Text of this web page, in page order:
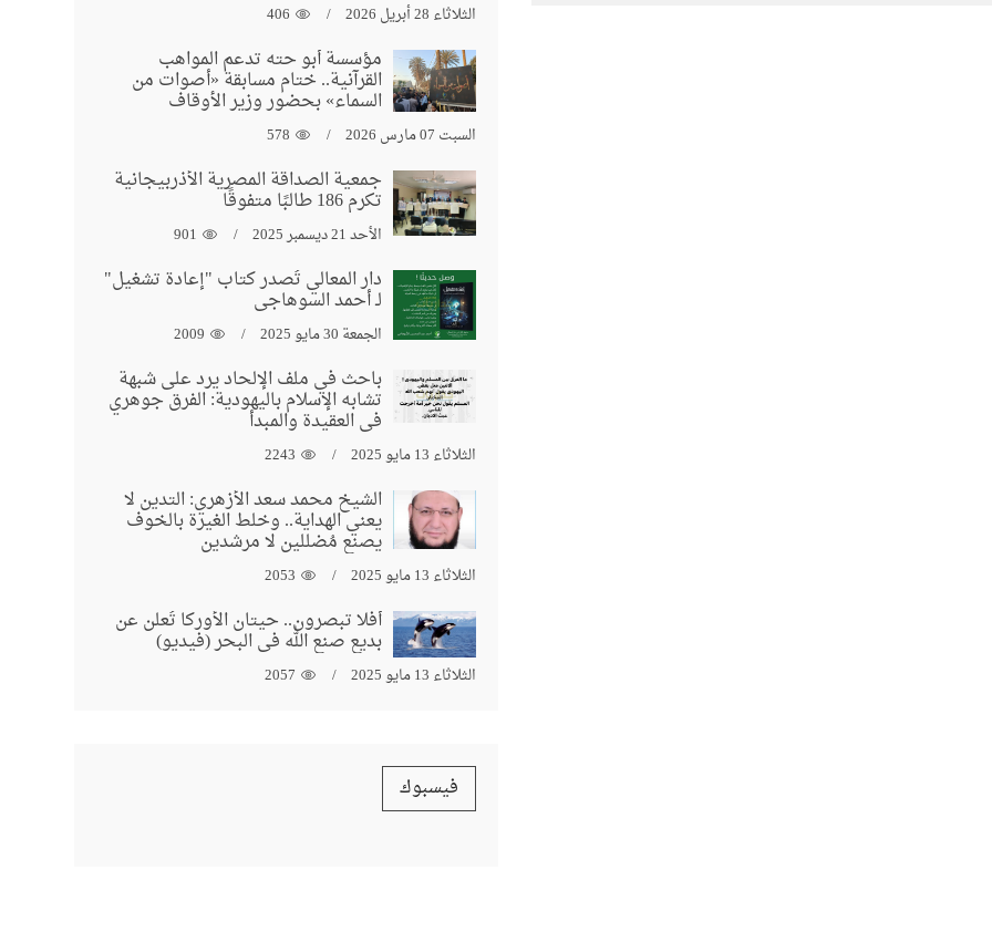
الثلاثاء 28 أبريل 2026 406
مؤسسة أبو حته تدعم المواهب
القرآنية.. ختام مسابقة «أصوات من
السماء» بحضور وزير الأوقاف
السبت 07 مارس 2026 578
جمعية الصداقة المصرية الأذربيجانية
تكرم 186 طالبًا متفوقًا
الأحد 21 ديسمبر 2025 901
دار المعالي تُصدر كتاب "إعادة تشغيل"
لـ أحمد السوهاجي
الجمعة 30 مايو 2025 2009
باحث في ملف الإلحاد يرد على شبهة
تشابه الإسلام باليهودية: الفرق جوهري
في العقيدة والمبدأ
الثلاثاء 13 مايو 2025 2243
الشيخ محمد سعد الأزهري: التدين لا
يعني الهداية.. وخلط الغيرة بالخوف
يصنع مُضللين لا مرشدين
الثلاثاء 13 مايو 2025 2053
أفلا تبصرون.. حيتان الأوركا تُعلن عن
بديع صنع الله في البحر (فيديو)
الثلاثاء 13 مايو 2025 2057
فيسبوك